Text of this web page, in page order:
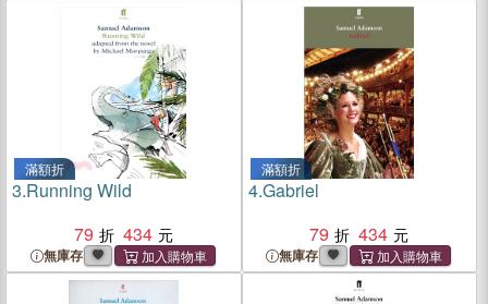
滿額折
3.Running Wild
79
434
無庫存
滿額折
4.Gabriel
79
434
無庫存